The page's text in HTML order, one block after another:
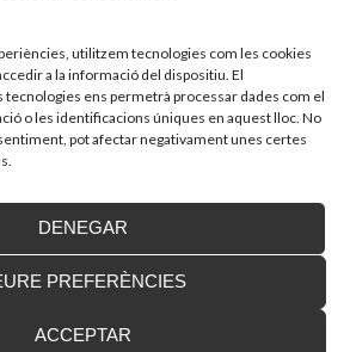
utilitzem tecnologies com les cookies
a la informació del dispositiu. El
ens permetrà processar dades com el
o les identificacions úniques en aquest lloc. No
pot afectar negativament unes certes
ACCEPTAR
DENEGAR
PREFERÈNCIES
MÉS NOTÍCIES
05